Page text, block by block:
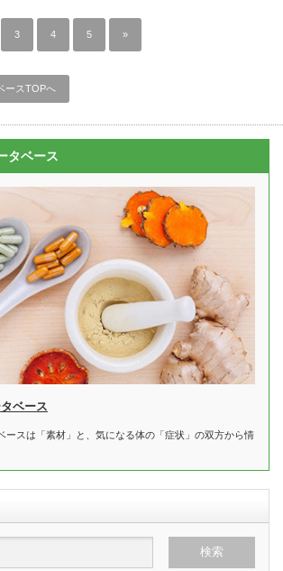
3 4 5 »
ースTOPへ
タベース
ベース
ースは「素材」と、気になる体の「症状」の双方から情